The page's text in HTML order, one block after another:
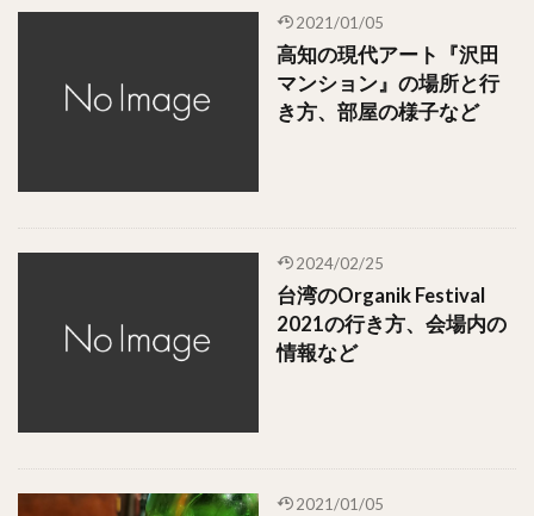
2021/01/05
高知の現代アート『沢田
マンション』の場所と行
き方、部屋の様子など
2024/02/25
台湾のOrganik Festival
2021の行き方、会場内の
情報など
2021/01/05